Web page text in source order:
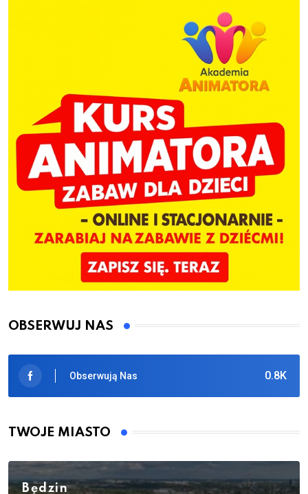
OBSERWUJ NAS
0.8K
Obserwują Nas
TWOJE MIASTO
Będzin